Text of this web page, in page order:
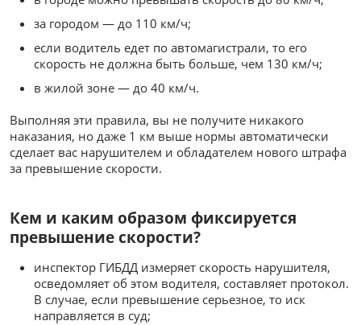
за городом — до 110 км/ч;
если водитель едет по автомагистрали, то его
скорость не должна быть больше, чем 130 км/ч;
в жилой зоне — до 40 км/ч.
Выполняя эти правила, вы не получите никакого
наказания, но даже 1 км выше нормы автоматически
сделает вас нарушителем и обладателем нового штрафа
за превышение скорости.
Кем и каким образом фиксируется
превышение скорости?
инспектор ГИБДД измеряет скорость нарушителя,
осведомляет об этом водителя, составляет протокол.
В случае, если превышение серьезное, то иск
направляется в суд;